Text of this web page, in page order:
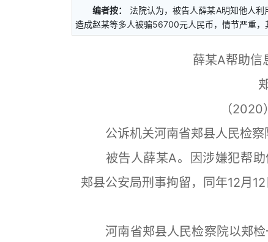
编者按：
法院认为，被告人薛某A明知他人
造成赵某等多人被骗56700元人民币，情节严重，
薛某A帮助信
（
公诉机关河南省郏县人民检察
被告人薛某A。因涉嫌犯帮助
郏县公安局刑事拘留，同年12月12
河南省郏县人民检察院以郏检